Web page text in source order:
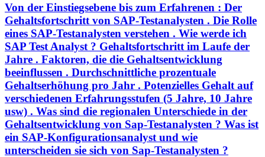
Von der Einstiegsebene bis zum Erfahrenen : Der
Gehaltsfortschritt von SAP-Testanalysten . Die Rolle
eines SAP-Testanalysten verstehen . Wie werde ich
SAP Test Analyst ? Gehaltsfortschritt im Laufe der
Jahre . Faktoren, die die Gehaltsentwicklung
beeinflussen . Durchschnittliche prozentuale
Gehaltserhöhung pro Jahr . Potenzielles Gehalt auf
verschiedenen Erfahrungsstufen (5 Jahre, 10 Jahre
usw) . Was sind die regionalen Unterschiede in der
Gehaltsentwicklung von Sap-Testanalysten ? Was ist
ein SAP-Konfigurationsanalyst und wie
unterscheiden sie sich von Sap-Testanalysten ?